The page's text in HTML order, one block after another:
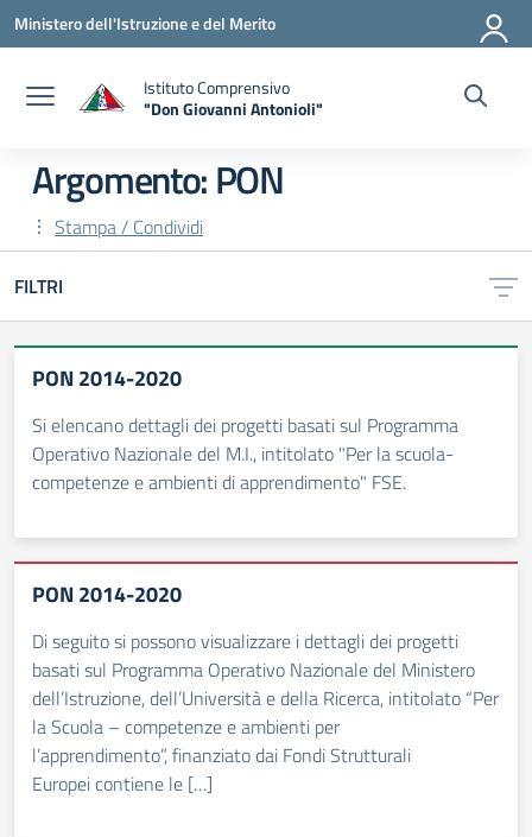
Vai ai contenuti
Vai al menu di navigazione
Vai al footer
Ministero dell'Istruzione e del Merito
Istituto Comprensivo
"Don Giovanni Antonioli"
Argomento: PON
Stampa / Condividi
FILTRI
PON 2014-2020
Si elencano dettagli dei progetti basati sul Programma
Operativo Nazionale del M.I., intitolato "Per la scuola-
competenze e ambienti di apprendimento" FSE.
PON 2014-2020
Di seguito si possono visualizzare i dettagli dei progetti
basati sul Programma Operativo Nazionale del Ministero
dell’Istruzione, dell’Università e della Ricerca, intitolato “Per
la Scuola – competenze e ambienti per
l’apprendimento”, finanziato dai Fondi Strutturali
Europei contiene le […]